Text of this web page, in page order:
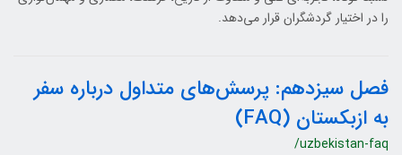
را در اختیار گردشگران قرار می‌دهد.
فصل سیزدهم: پرسش‌های متداول درباره سفر
به ازبکستان (FAQ)
/uzbekistan-faq